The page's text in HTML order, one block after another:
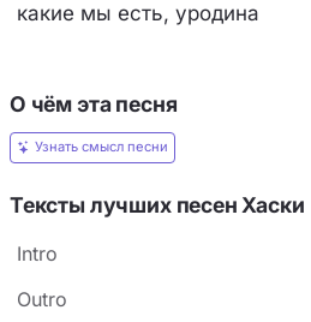
какие мы есть, уродина
О чём эта песня
Узнать смысл песни
Тексты лучших песен Хаски
Intro
Outro